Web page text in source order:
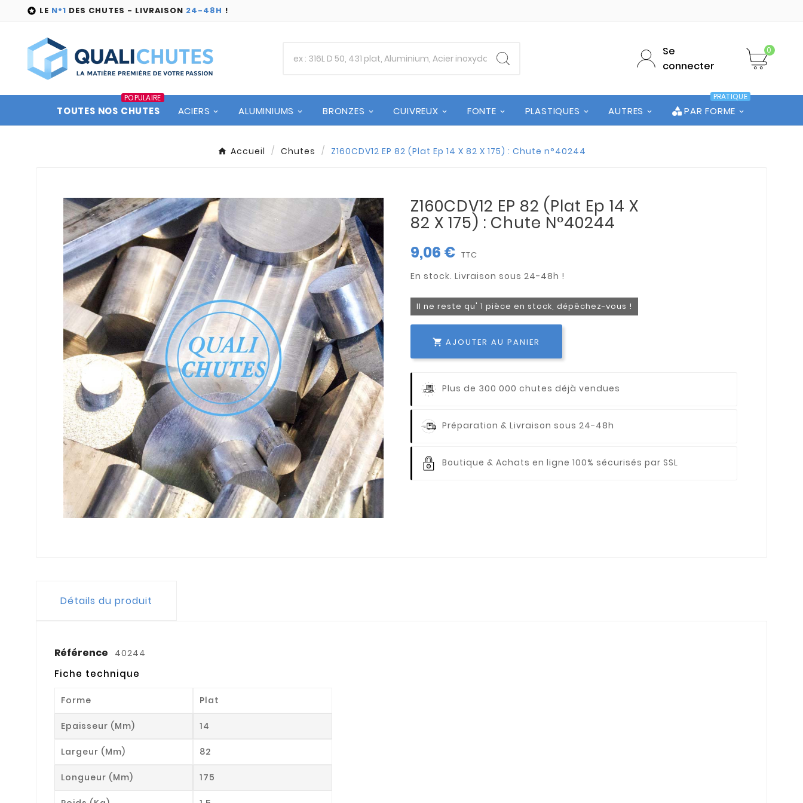
 LE N°1 DES CHUTES - LIVRAISON 24-48H !
Se
connecter
0
TOUTES NOS CHUTES
POPULAIRE
ACIERS ALUMINIUMS BRONZES CUIVREUX FONTE PLASTIQUES AUTRES PAR FORME
PRATIQUE
Accueil Chutes Z160CDV12 EP 82 (Plat Ep 14 X 82 X 175) : Chute n°40244
Z160CDV12 EP 82 (Plat Ep 14 X
82 X 175) : Chute N°40244
9,06 € TTC
Il ne reste qu' 1 pièce en stock, dépêchez-vous !
 AJOUTER AU PANIER
Plus de 300 000 chutes déjà vendues
Préparation & Livraison sous 24-48h
Boutique & Achats en ligne 100% sécurisés par SSL
Détails du produit
Référence 40244
Fiche technique
Forme Plat
Epaisseur (mm) 14
Largeur (mm) 82
Longueur (mm) 175